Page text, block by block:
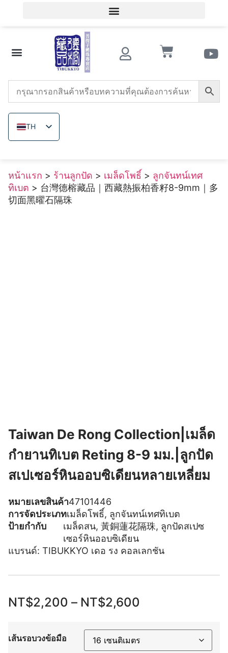
TH
ZH_TW
JA
VI
หน้าแรก > ร้านลูกปัด > เมล็ดโพธิ์ > ลูกจันทน์เทศ
ทิเบต > 台灣德榕藏品｜西藏熱振柏香籽8-9mm｜多
切面黑曜石隔珠
Taiwan De Rong Collection|เมล็ด
กำยานทิเบต Reting 8-9 มม.|ลูกปัด
สเปเซอร์หินออบซิเดียนหลายเหลี่ยม
หมายเลขสินค้า47101446
การจัดประเภทเมล็ดโพธิ์, ลูกจันทน์เทศทิเบต
ป้ายกำกับ
เมล็ดสน, 黃銅蓮花隔珠, ลูกปัดสเปซ
เซอร์หินออบซิเดียน
แบรนด์: TIBUKKYO เดอ รง คอลเลกชัน
NT$2,200 – NT$2,600
เส้นรอบวงข้อมือ